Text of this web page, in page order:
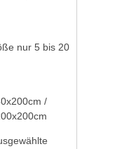
nur 5 bis 20
/